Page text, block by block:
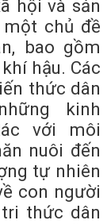
hội và sản
chủ đề
bao gồm
hậu. Các
thức dân
kinh
với môi
nuôi đến
tự nhiên
con người
thức dân